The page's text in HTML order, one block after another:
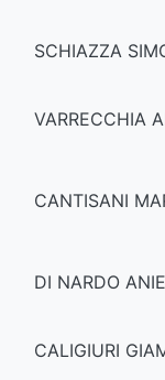
SCHIAZZA
VARRECCHIA
CANTISANI
DI NARDO
CALIGIURI